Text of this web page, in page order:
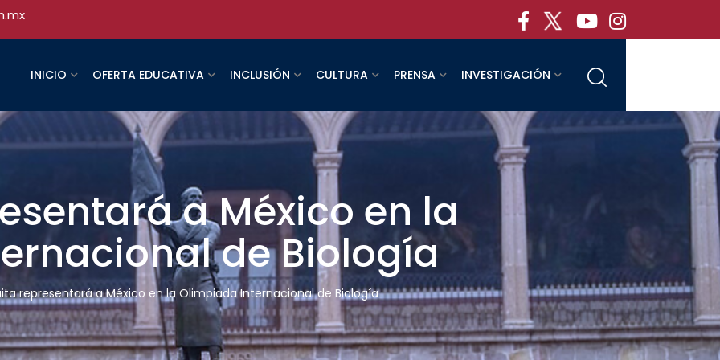
INICIO OFERTA EDUCATIVA INCLUSIÓN CULTURA PRENSA INVESTIGACIÓN
a México en la
de Biología
representará a México en la Olimpiada Internacional de Biología